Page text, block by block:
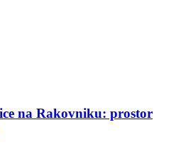
na Rakovniku: prostor